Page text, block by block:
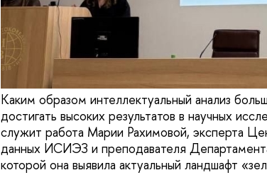
Каким образом интеллектуальный анализ
достигать высоких результатов в научных
служит работа Марии Рахимовой, эксперта
данных ИСИЭЗ и преподавателя
которой она выявила актуальный ландшафт